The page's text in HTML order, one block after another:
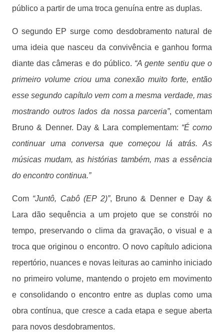
público a partir de uma troca genuína entre as duplas.
O segundo EP surge como desdobramento natural de
uma ideia que nasceu da convivência e ganhou forma
diante das câmeras e do público. “A gente sentiu que o
primeiro volume criou uma conexão muito forte, então
esse segundo capítulo vem com a mesma verdade, mas
mostrando outros lados da nossa parceria”, comentam
Bruno & Denner. Day & Lara complementam: “É como
continuar uma conversa que começou lá atrás. As
músicas mudam, as histórias também, mas a essência
do encontro continua.”
Com “Juntô, Cabô (EP 2)”, Bruno & Denner e Day &
Lara dão sequência a um projeto que se constrói no
tempo, preservando o clima da gravação, o visual e a
troca que originou o encontro. O novo capítulo adiciona
repertório, nuances e novas leituras ao caminho iniciado
no primeiro volume, mantendo o projeto em movimento
e consolidando o encontro entre as duplas como uma
obra contínua, que cresce a cada etapa e segue aberta
para novos desdobramentos.